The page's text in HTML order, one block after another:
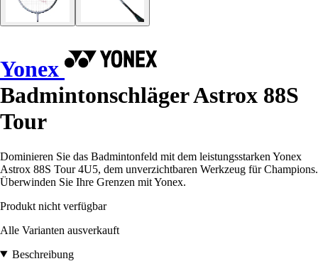
Yonex
Badmintonschläger Astrox 88S
Tour
Dominieren Sie das Badmintonfeld mit dem leistungsstarken Yonex
Astrox 88S Tour 4U5, dem unverzichtbaren Werkzeug für Champions.
Überwinden Sie Ihre Grenzen mit Yonex.
Produkt nicht verfügbar
Alle Varianten ausverkauft
Beschreibung